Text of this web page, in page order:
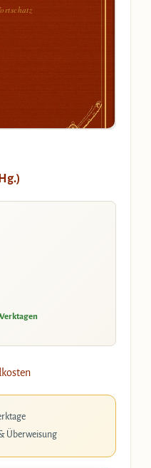
Überweisung